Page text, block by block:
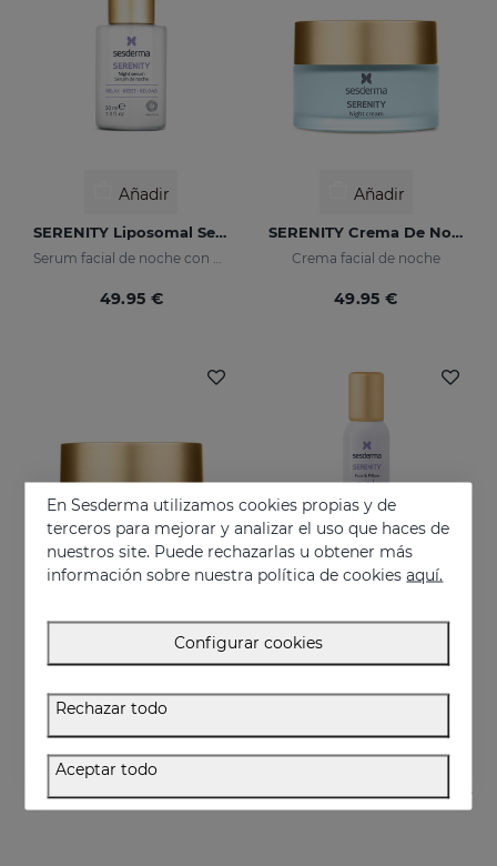
Añadir
SERENITY Liposomal Serum
Serum facial de noche con efecto relajante
49.95 €
Añadir
SERENITY Crema De Noche
Crema facial de noche
49.95 €
Añadir
SERENITY Mascarilla De Noche
Añadir
En Sesderma utilizamos cookies propias y de
terceros para mejorar y analizar el uso que haces de
nuestros site. Puede rechazarlas u obtener más
información sobre nuestra política de cookiesaquí.
Configurar cookies
Rechazar todo
Aceptar todo